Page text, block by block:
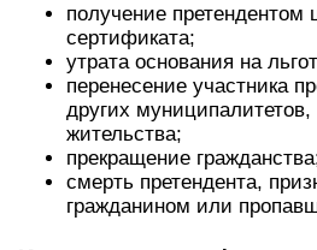
получение претендентом
сертификата;
утрата основания на
перенесение участника
других
жительства;
прекращение
смерть претендента,
гражданином или